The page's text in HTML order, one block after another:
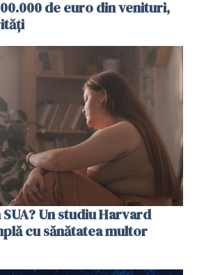
de euro din venituri,
Un studiu Harvard
cu sănătatea multor